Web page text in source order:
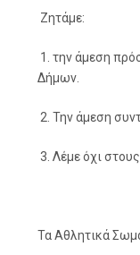
Ζητάμε:
1. την άμεση
Δήμων.
2. Την άμεση
3. Λέμε όχι στους
Τα Αθλητικά